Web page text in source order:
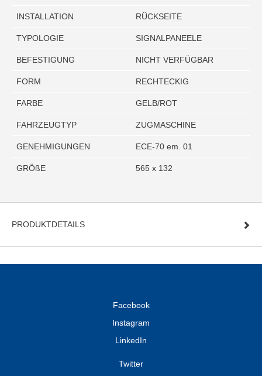
INSTALLATION RÜCKSEITE
TYPOLOGIE SIGNALPANEELE
BEFESTIGUNG NICHT VERFÜGBAR
FORM RECHTECKIG
FARBE GELB/ROT
FAHRZEUGTYP ZUGMASCHINE
GENEHMIGUNGEN ECE-70 em. 01
GRÖßE 565 x 132
PRODUKTDETAILS
Facebook
Instagram
LinkedIn
Twitter